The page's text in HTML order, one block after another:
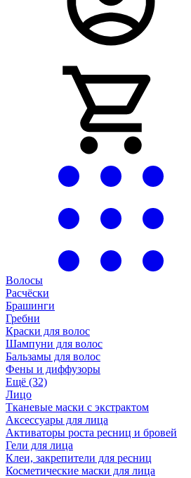
Волосы
Расчёски
Брашинги
Гребни
Краски для волос
Шампуни для волос
Бальзамы для волос
Фены и диффузоры
Ещё (32)
Лицо
Тканевые маски с экстрактом
Аксессуары для лица
Активаторы роста ресниц и бровей
Гели для лица
Клеи, закрепители для ресниц
Косметические маски для лица